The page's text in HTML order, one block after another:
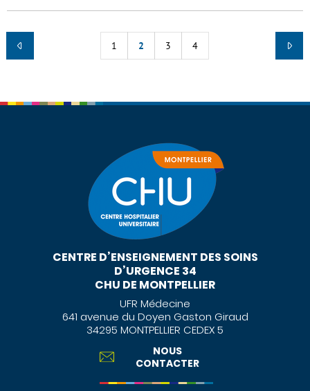
1 2 3 4
CENTRE D’ENSEIGNEMENT DES SOINS
D’URGENCE 34
CHU DE MONTPELLIER
UFR Médecine
641 avenue du Doyen Gaston Giraud
34295 MONTPELLIER CEDEX 5
NOUS
CONTACTER